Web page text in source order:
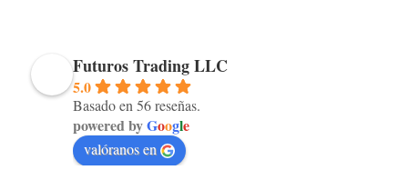
Futuros Trading LLC
5.0
Basado en 56 reseñas.
powered byGoogle
valóranos en